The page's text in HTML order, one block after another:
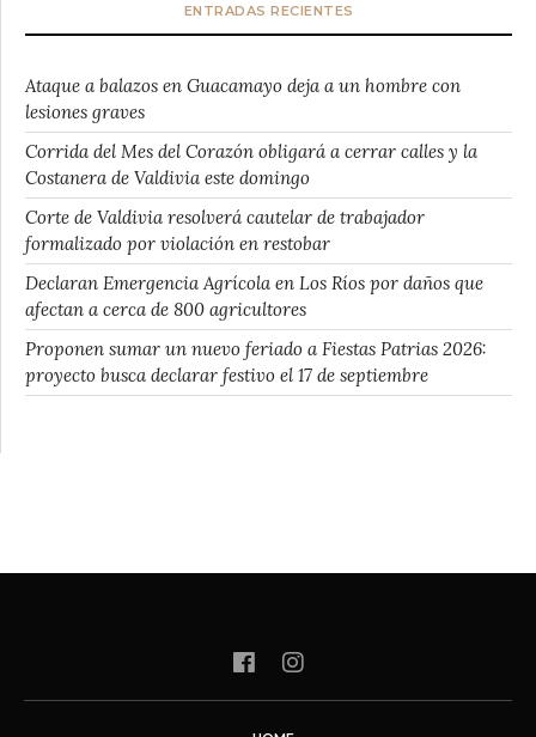
ENTRADAS RECIENTES
Ataque a balazos en Guacamayo deja a un hombre con
lesiones graves
Corrida del Mes del Corazón obligará a cerrar calles y la
Costanera de Valdivia este domingo
Corte de Valdivia resolverá cautelar de trabajador
formalizado por violación en restobar
Declaran Emergencia Agrícola en Los Ríos por daños que
afectan a cerca de 800 agricultores
Proponen sumar un nuevo feriado a Fiestas Patrias 2026:
proyecto busca declarar festivo el 17 de septiembre